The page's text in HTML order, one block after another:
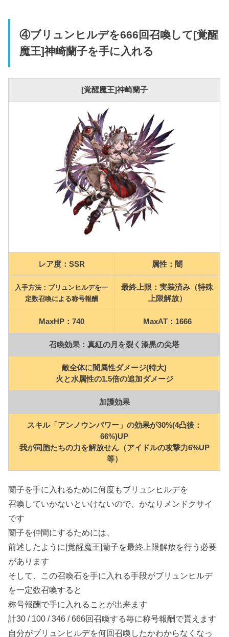
④ブリュンヒルデを666回召喚して[覚醒
魔王]神崎蘭子を手に入れる
[覚醒魔王]神崎蘭子
レア度：SSR 属性：闇
入手方法： ブリュンヒルデを一
定数召喚による称号報酬
最終上限：実装済み（特殊
上限解放）
MaxHP：740 MaxAT：1666
召喚効果：真紅の月を裂く漆黒の尖塔
敵全体に闇属性ダメージ(特大)
火と水属性の1.5倍の追加ダメージ
加護効果
スキル「アンノウンパワー」の効果が30%(4凸後：
66%)UP
我が同胞たちの力を解放せん（アイドルの攻撃力6%UP
等）
蘭子を手に入れるために何度もブリュンヒルデを
召喚していかないといけないので、かなりメンドクサイ
です
蘭子を仲間にするためには、
前述したように[覚醒魔王]蘭子を最終上限解放を行う必要
があります
そして、この召喚石を手に入れる手段がブリュンヒルデ
を一定数召喚すると
称号報酬で手に入れることが出来ます
計30 / 100 / 346 / 666回召喚する毎に称号報酬で貰えます
自分がブリュンヒルデを何回召喚したかわからなくなっ